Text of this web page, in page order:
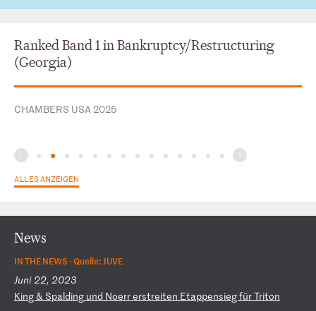
Ranked Band 1 in Bankruptcy/Restructuring
(Georgia)
CHAMBERS USA 2025
ALLES ANZEIGEN
News
IN THE NEWS ·Quelle: JUVE
Juni 22, 2023
King& Spalding und Noerrerstreiten EtappensiegfürTriton